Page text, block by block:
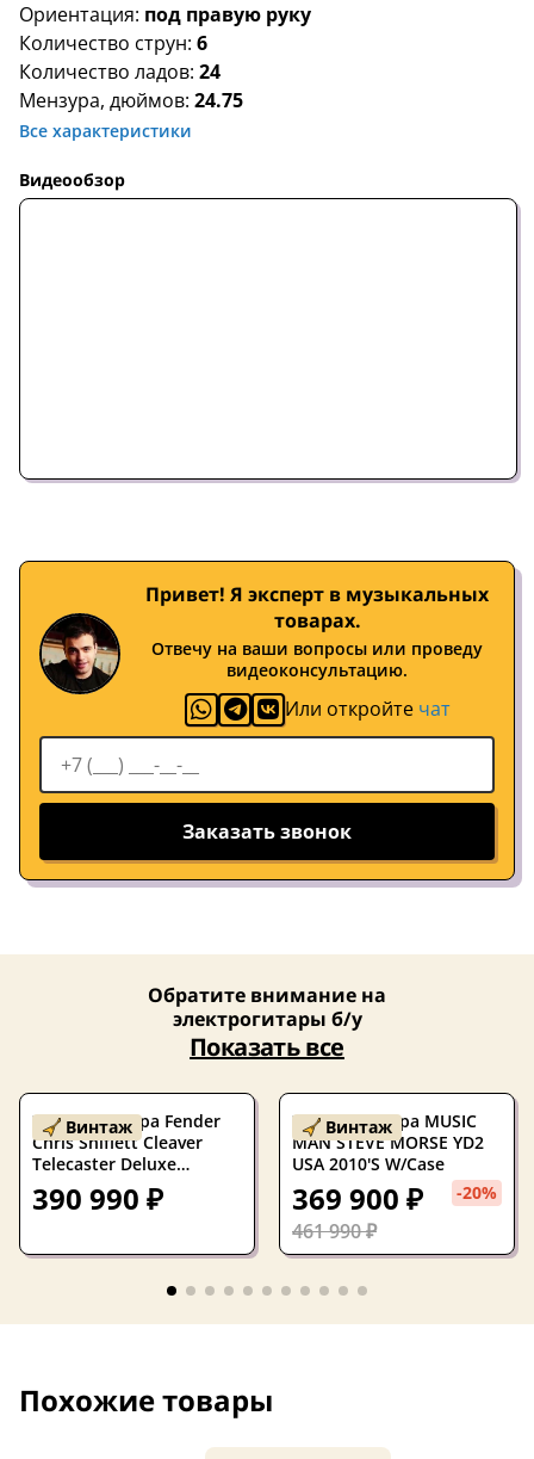
Ориентация: под правую руку
Количество струн: 6
Количество ладов: 24
Мензура, дюймов: 24.75
Все характеристики
Видеообзор
Привет! Я эксперт в музыкальных
товарах.
Отвечу на ваши вопросы или проведу
видеоконсультацию.
Или откройте чат
Заказать звонок
Обратите внимание на
электрогитары б/у
Показать все
Винтаж
Электрогитара Fender
Chris Shiflett Cleaver
Telecaster Deluxe
Charcoal Frost Metallic
390 990 ₽
Винтаж
Электрогитара MUSIC
MAN STEVE MORSE YD2
USA 2010'S W/Case
369 900 ₽ -20%
461 990 ₽
Похожие товары